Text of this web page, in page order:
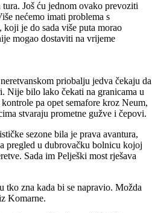
Još ću jednom ovako prevoziti
nećemo imati problema s
je do sada više puta morao
mogao dostaviti na vrijeme
priobalju jedva čekaju da
Nije bilo lako čekati na granicama u
pa opet semafore kroz Neum,
stvaraju prometne gužve i čepovi.
sezone bila je prava avantura,
pregled u dubrovačku bolnicu kojoj
Sada im Pelješki most rješava
tko zna kada bi se napravio. Možda
Komarne.